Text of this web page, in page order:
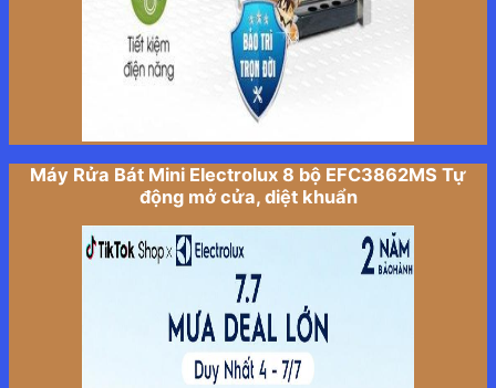
Máy Rửa Bát Mini Electrolux 8 bộ EFC3862MS Tự
động mở cửa, diệt khuẩn